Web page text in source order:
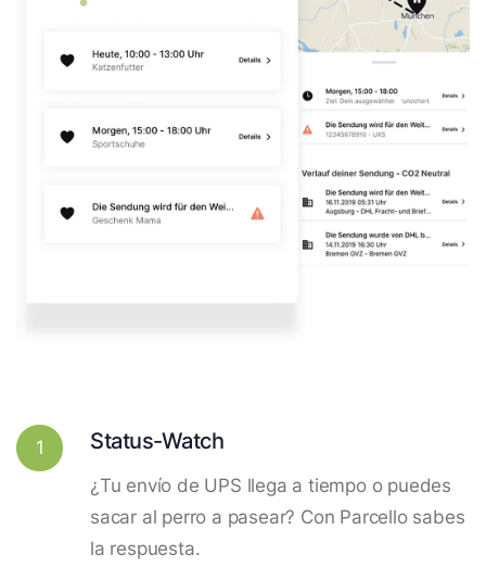
1 Status-Watch
¿Tu envío de UPS llega a tiempo o puedes
sacar al perro a pasear? Con Parcello sabes
la respuesta.